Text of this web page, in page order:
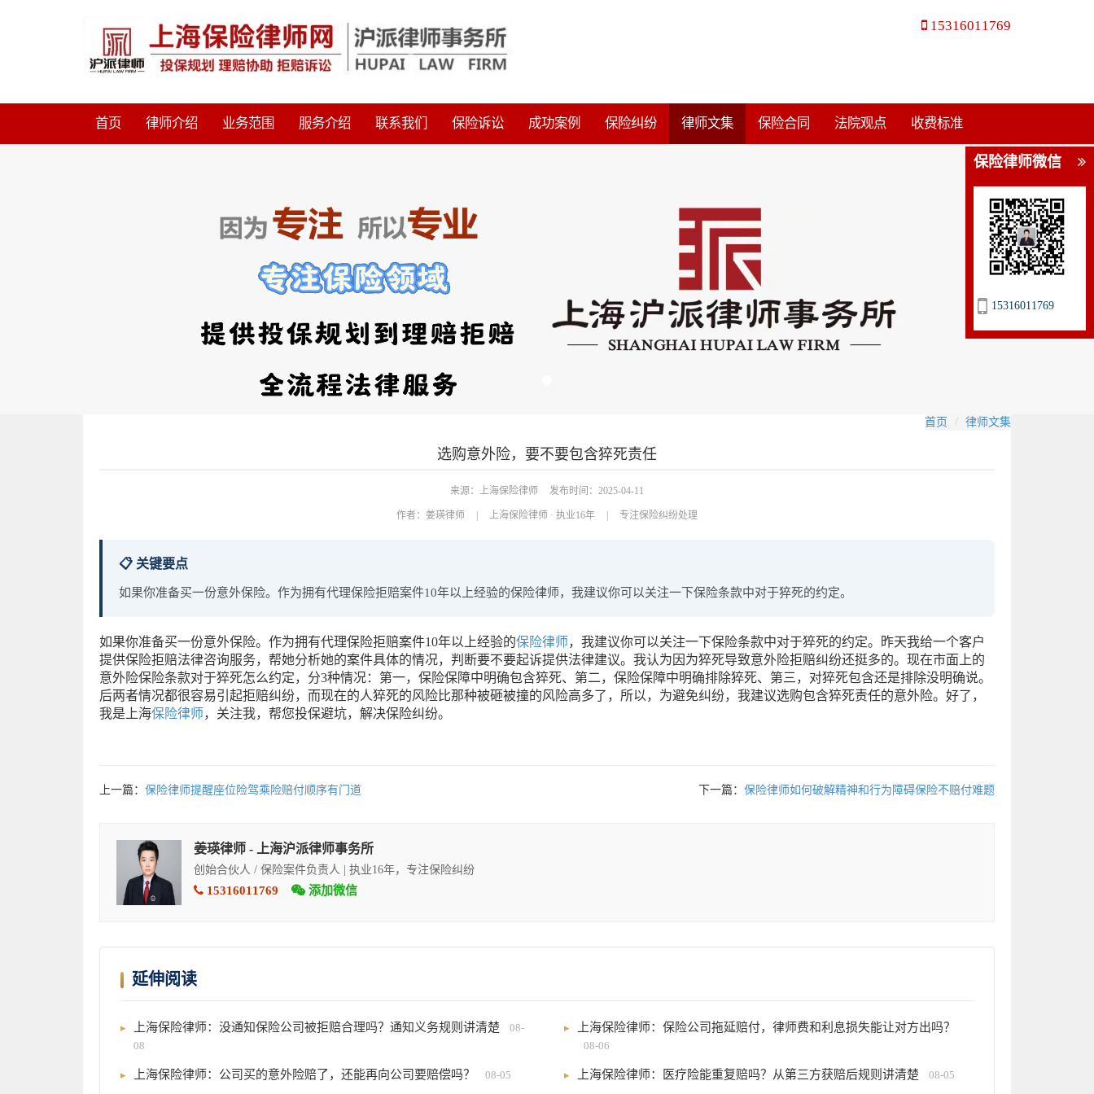
15316011769
首页 律师介绍 业务范围 服务介绍 联系我们 保险诉讼 成功案例 保险纠纷 律师文集 保险合同 法院观点 收费标准
首页 律师文集
选购意外险，要不要包含猝死责任
来源：上海保险律师 发布时间：2025-04-11
作者： 姜瑛律师 上海保险律师 · 执业16年 专注保险纠纷处理
📋 关键要点
如果你准备买一份意外保险。作为拥有代理保险拒赔案件10年以上经验的保险律师，我建议你可以关注一下保险条款中对于猝死的约定。
如果你准备买一份意外保险。作为拥有代理保险拒赔案件10年以上经验的保险律师，我建议你可以关注一下保险条款中对于猝死的约定。昨天我给一个客户
提供保险拒赔法律咨询服务，帮她分析她的案件具体的情况，判断要不要起诉提供法律建议。我认为因为猝死导致意外险拒赔纠纷还挺多的。现在市面上的
意外险保险条款对于猝死怎么约定，分3种情况：第一，保险保障中明确包含猝死、第二，保险保障中明确排除猝死、第三，对猝死包含还是排除没明确说。
后两者情况都很容易引起拒赔纠纷，而现在的人猝死的风险比那种被砸被撞的风险高多了，所以，为避免纠纷，我建议选购包含猝死责任的意外险。好了，
我是上海保险律师，关注我，帮您投保避坑，解决保险纠纷。
上一篇： 保险律师提醒座位险驾乘险赔付顺序有门道 下一篇： 保险律师如何破解精神和行为障碍保险不赔付难题
姜瑛律师 - 上海沪派律师事务所
创始合伙人 / 保险案件负责人 | 执业16年，专注保险纠纷
15316011769 添加微信
延伸阅读
上海保险律师：没通知保险公司被拒赔合理吗？通知义务规则讲清楚
08-
08
上海保险律师：保险公司拖延赔付，律师费和利息损失能让对方出吗？
08-06
上海保险律师：公司买的意外险赔了，还能再向公司要赔偿吗？ 08-05 上海保险律师：医疗险能重复赔吗？从第三方获赔后规则讲清楚 08-05
保险律师微信
15316011769